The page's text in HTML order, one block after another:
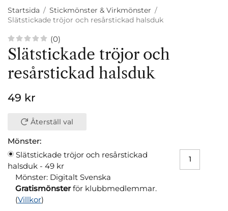
Startsida / Stickmönster & Virkmönster /
Slätstickade tröjor och resårstickad halsduk
(0)
Slätstickade tröjor och
resårstickad halsduk
49 kr
Återställ val
Mönster:
Slätstickade tröjor och resårstickad
halsduk - 49 kr
Mönster: Digitalt Svenska
Gratismönsterför klubbmedlemmar.
(Villkor)